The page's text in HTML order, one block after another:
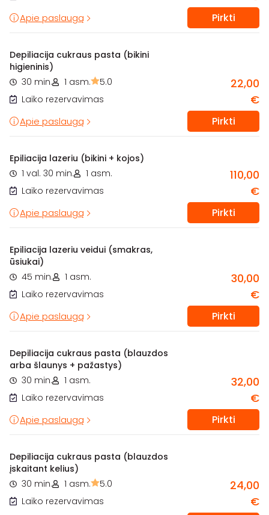
Apie paslaugą Pirkti
Depiliacija cukraus pasta (bikini
higieninis)
30 min.
1 asm.
5.0
Laiko rezervavimas
22,00
€
Apie paslaugą Pirkti
Epiliacija lazeriu (bikini + kojos)
1 val. 30 min.
1 asm.
Laiko rezervavimas
110,00
€
Apie paslaugą Pirkti
Epiliacija lazeriu veidui (smakras,
ūsiukai)
45 min.
1 asm.
Laiko rezervavimas
30,00
€
Apie paslaugą Pirkti
Depiliacija cukraus pasta (blauzdos
arba šlaunys + pažastys)
30 min.
1 asm.
Laiko rezervavimas
32,00
€
Apie paslaugą Pirkti
Depiliacija cukraus pasta (blauzdos
įskaitant kelius)
30 min.
1 asm.
5.0
Laiko rezervavimas
24,00
€